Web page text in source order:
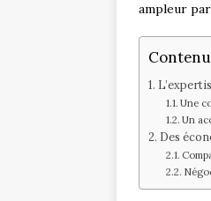
ampleur
Une
Un
Des